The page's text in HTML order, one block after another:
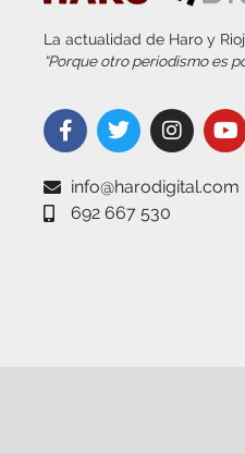
La actualidad de Haro y
“Porque otro periodismo es
info@harodigital.com
692 667 530